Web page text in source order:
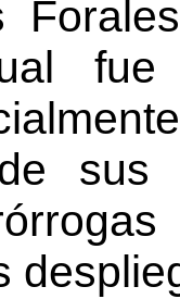
fue